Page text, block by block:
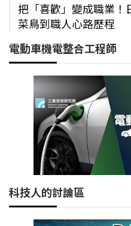
把「喜歡」變成職業
菜鳥到職人心路歷程
電動車機電整合工程師
科技人的討論區